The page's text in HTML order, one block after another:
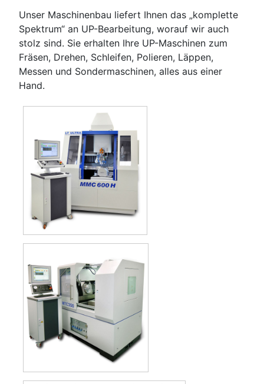
Unser Maschinenbau liefert Ihnen das „komplette
Spektrum“ an UP-Bearbeitung, worauf wir auch
stolz sind. Sie erhalten Ihre UP-Maschinen zum
Fräsen, Drehen, Schleifen, Polieren, Läppen,
Messen und Sondermaschinen, alles aus einer
Hand.